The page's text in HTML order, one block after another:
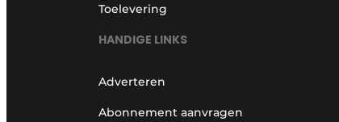
Toelevering
HANDIGE LINKS
Adverteren
Abonnement aanvragen